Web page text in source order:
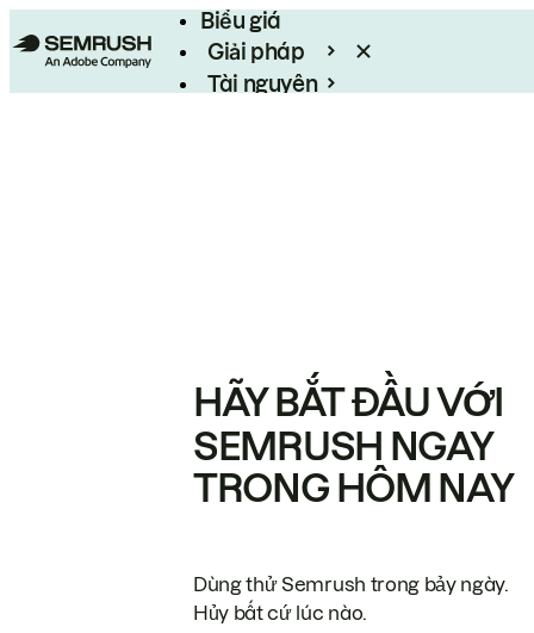
Biểu giá
Giải pháp
Tài nguyên
HÃY BẮT ĐẦU VỚI
SEMRUSH NGAY
TRONG HÔM NAY
Dùng thử Semrush trong bảy ngày.
Hủy bất cứ lúc nào.